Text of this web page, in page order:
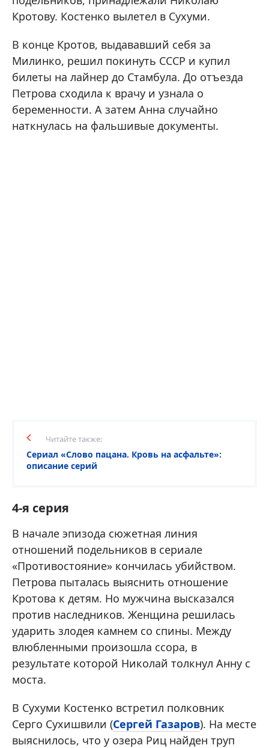
Кротову. Костенко вылетел в Сухуми.
В конце Кротов, выдававший себя за
Милинко, решил покинуть СССР и купил
билеты на лайнер до Стамбула. До отъезда
Петрова сходила к врачу и узнала о
беременности. А затем Анна случайно
наткнулась на фальшивые документы.
Читайте также:
Сериал «Слово пацана. Кровь на асфальте»:
описание серий
4-я серия
В начале эпизода сюжетная линия
отношений подельников в сериале
«Противостояние» кончилась убийством.
Петрова пыталась выяснить отношение
Кротова к детям. Но мужчина высказался
против наследников. Женщина решилась
ударить злодея камнем со спины. Между
влюбленными произошла ссора, в
результате которой Николай толкнул Анну с
моста.
В Сухуми Костенко встретил полковник
Серго Сухишвили (Сергей Газаров). На месте
выяснилось, что у озера Риц найден труп